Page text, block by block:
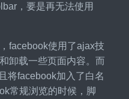
，要是再无法使用
facebook使用了ajax技
卸载一些页面内容。而
将facebook加入了白名
常规浏览的时候，脚